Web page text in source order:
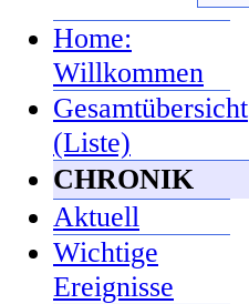
Home:
Willkommen
Gesamtübersicht
(Liste)
CHRONIK
Aktuell
Wichtige
Ereignisse